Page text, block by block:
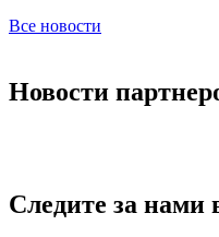
Все новости
Новости
Следите за нами